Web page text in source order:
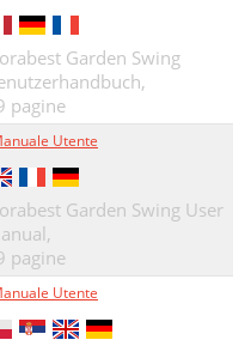
Garden Swing
pagine
Utente
Garden Swing User
pagine
Utente